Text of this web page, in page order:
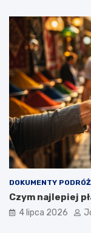
DOKUMENTY
Czym najlepiej
4 lipca 2026